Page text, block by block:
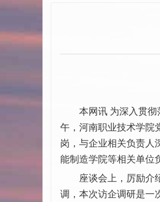
本网讯 为深入贯彻落
午，河南职业技术学院
岗，与企业相关负责人
能制造学院等相关单位
座谈会上，厉励介绍
调，本次访企调研是一